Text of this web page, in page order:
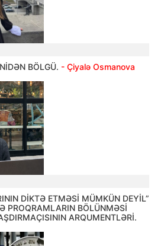
BÖLGÜ. - Çiyalə Osmanova
DİKTƏ ETMƏSİ MÜMKÜN DEYİL”
PROQRAMLARIN BÖLÜNMƏSİ
ARQUMENTLƏRİ.